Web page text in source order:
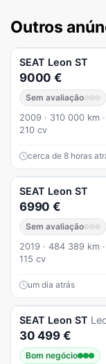
Outros
SEAT Leon ST
9000 €
Sem avaliação
2009 · 310 000 km ·
210 cv
cerca de 8 horas
SEAT Leon ST
6990 €
Sem avaliação
2019 · 484 389 km ·
115 cv
um dia atrás
SEAT Leon ST Leon St
30 499 €
Bom negócio